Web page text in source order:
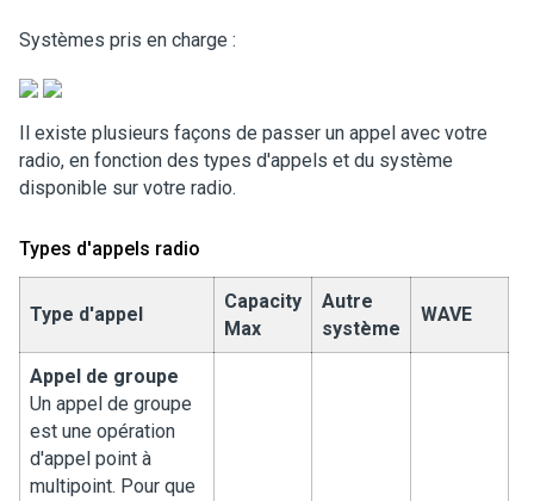
Systèmes pris en charge :
Il existe plusieurs façons de passer un appel avec votre
radio, en fonction des types d'appels et du système
disponible sur votre radio.
Types d'appels radio
Type d'appel
Capacity
Max
Autre
système
WAVE
Appel de groupe
Un appel de groupe
est une opération
d'appel point à
multipoint. Pour que